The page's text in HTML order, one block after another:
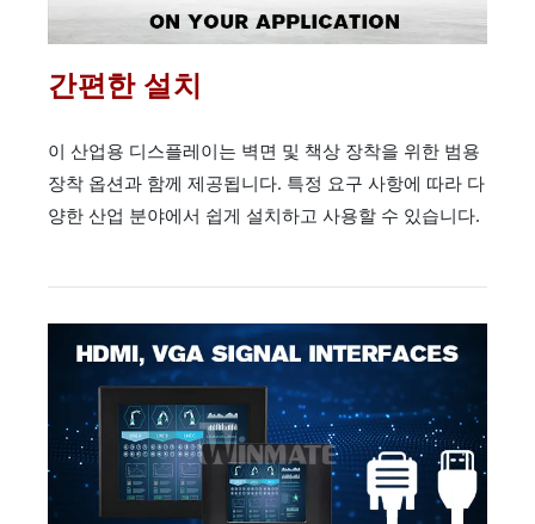
간편한 설치
이 산업용 디스플레이는 벽면 및 책상 장착을 위한 범용
장착 옵션과 함께 제공됩니다. 특정 요구 사항에 따라 다
양한 산업 분야에서 쉽게 설치하고 사용할 수 있습니다.